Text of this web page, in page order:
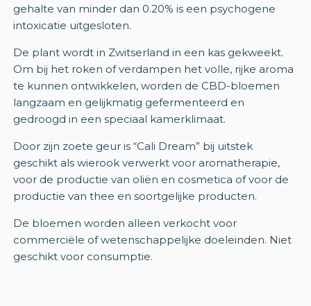
gehalte van minder dan 0.20% is een psychogene
intoxicatie uitgesloten.
De plant wordt in Zwitserland in een kas gekweekt.
Om bij het roken of verdampen het volle, rijke aroma
te kunnen ontwikkelen, worden de CBD-bloemen
langzaam en gelijkmatig gefermenteerd en
gedroogd in een speciaal kamerklimaat.
Door zijn zoete geur is “Cali Dream” bij uitstek
geschikt als wierook verwerkt voor aromatherapie,
voor de productie van oliën en cosmetica of voor de
productie van thee en soortgelijke producten.
De bloemen worden alleen verkocht voor
commerciële of wetenschappelijke doeleinden. Niet
geschikt voor consumptie.